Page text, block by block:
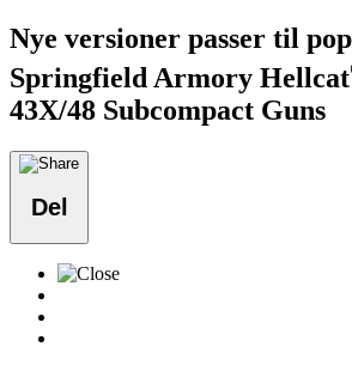
Nye versioner passer til
Springfield Armory Hellcat
43X/48 Subcompact Guns
Del